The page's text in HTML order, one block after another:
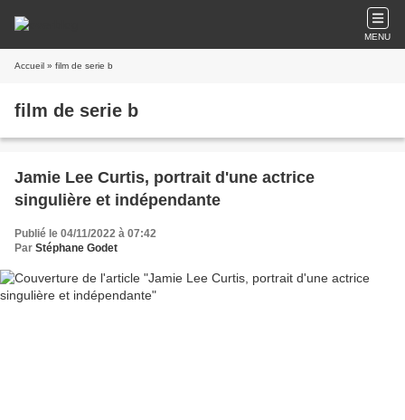
MENU
Accueil » film de serie b
film de serie b
Jamie Lee Curtis, portrait d'une actrice
singulière et indépendante
Publié le 04/11/2022 à 07:42
Par Stéphane Godet